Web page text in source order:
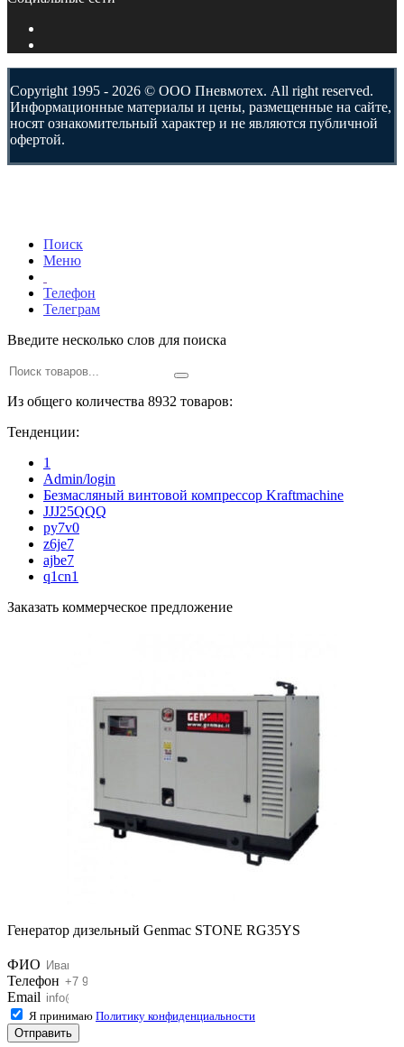
Copyright 1995 - 2026 © ООО Пневмотех. All right reserved.
Информационные материалы и цены, размещенные на сайте,
носят ознакомительный характер и не являются публичной
офертой.
Поиск
Меню
Телефон
Телеграм
Введите несколько слов для поиска
Из общего количества 8932 товаров:
Тенденции:
1
Admin/login
Безмасляный винтовой компрессор Kraftmaсhine
JJJ25QQQ
py7v0
z6je7
ajbe7
q1cn1
Заказать коммерческое предложение
Генератор дизельный Genmac STONE RG35YS
ФИО
Телефон
Email
Я принимаю Политику конфиденциальности
Отправить